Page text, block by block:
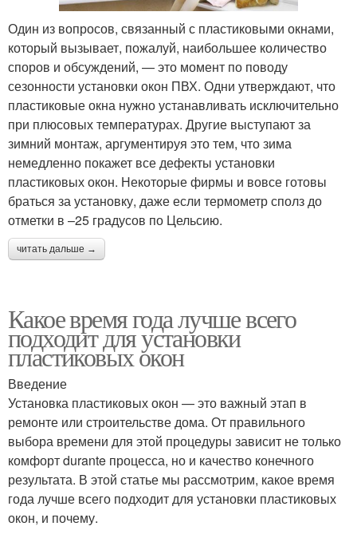
Один из вопросов, связанный с пластиковыми окнами,
который вызывает, пожалуй, наибольшее количество
споров и обсуждений, — это момент по поводу
сезонности установки окон ПВХ. Одни утверждают, что
пластиковые окна нужно устанавливать исключительно
при плюсовых температурах. Другие выступают за
зимний монтаж, аргументируя это тем, что зима
немедленно покажет все дефекты установки
пластиковых окон. Некоторые фирмы и вовсе готовы
браться за установку, даже если термометр сполз до
отметки в –25 градусов по Цельсию.
читать дальше →
Какое время года лучше всего
подходит для установки
пластиковых окон
Введение
Установка пластиковых окон — это важный этап в
ремонте или строительстве дома. От правильного
выбора времени для этой процедуры зависит не только
комфорт durante процесса, но и качество конечного
результата. В этой статье мы рассмотрим, какое время
года лучше всего подходит для установки пластиковых
окон, и почему.